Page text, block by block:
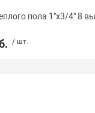
пола 1"х3/4" 8
/ шт.